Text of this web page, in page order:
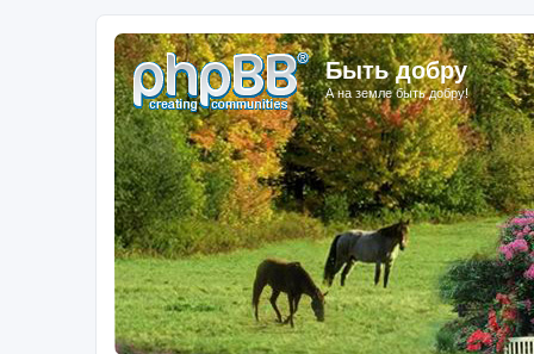
Быть добру
А на земле быть добру!